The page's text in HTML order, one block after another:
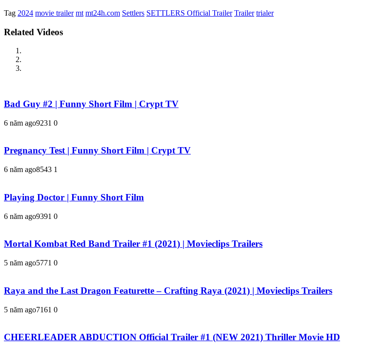
Tag 2024 movie trailer mt mt24h.com Settlers SETTLERS Official Trailer Trailer trialer
Related Videos
Bad Guy #2 | Funny Short Film | Crypt TV
6 năm ago9231 0
Pregnancy Test | Funny Short Film | Crypt TV
6 năm ago8543 1
Playing Doctor | Funny Short Film
6 năm ago9391 0
Mortal Kombat Red Band Trailer #1 (2021) | Movieclips Trailers
5 năm ago5771 0
Raya and the Last Dragon Featurette – Crafting Raya (2021) | Movieclips Trailers
5 năm ago7161 0
CHEERLEADER ABDUCTION Official Trailer #1 (NEW 2021) Thriller Movie HD